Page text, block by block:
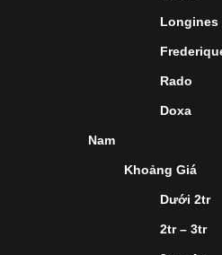
Longines
Rado
Doxa
Nam
Khoảng Giá
Dưới 2tr
2tr – 3tr